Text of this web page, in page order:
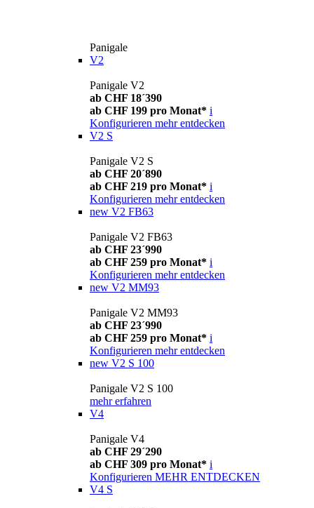
Panigale
V2
Panigale V2
ab CHF 18´390
ab CHF 199 pro Monat* i
Konfigurieren mehr entdecken
V2 S
Panigale V2 S
ab CHF 20´890
ab CHF 219 pro Monat* i
Konfigurieren mehr entdecken
new V2 FB63
Panigale V2 FB63
ab CHF 23´990
ab CHF 259 pro Monat* i
Konfigurieren mehr entdecken
new V2 MM93
Panigale V2 MM93
ab CHF 23´990
ab CHF 259 pro Monat* i
Konfigurieren mehr entdecken
new V2 S 100
Panigale V2 S 100
mehr erfahren
V4
Panigale V4
ab CHF 29´290
ab CHF 309 pro Monat* i
Konfigurieren MEHR ENTDECKEN
V4 S